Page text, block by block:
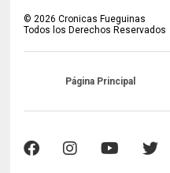
© 2026 Cronicas Fueguinas
Todos los Derechos Reservados
Página Principal